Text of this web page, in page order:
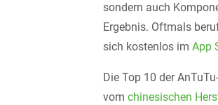
sondern auch
Ergebnis. Oftmals
sich kostenlos im App
Die Top 10 der
vom chinesischen